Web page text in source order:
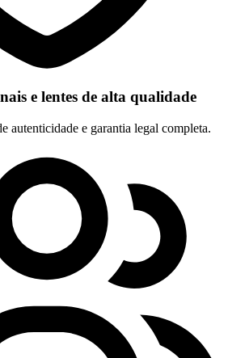
e lentes de alta qualidade
autenticidade e garantia legal completa.